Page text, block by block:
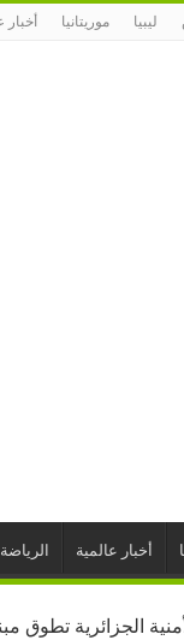
ليبيا موريتانيا أخبار
أخبار عالمية الرياضة
الجزائرية